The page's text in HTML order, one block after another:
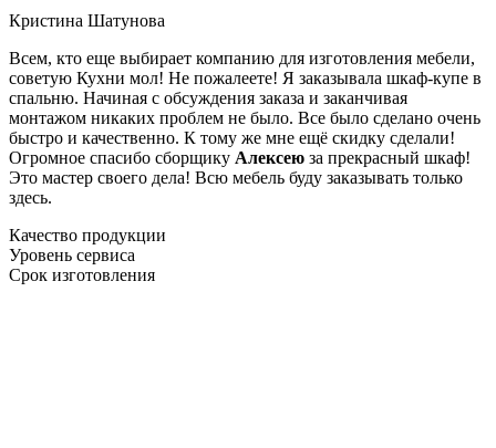
Кристина Шатунова
Всем, кто еще выбирает компанию для изготовления мебели,
советую Кухни мол! Не пожалеете! Я заказывала шкаф-купе в
спальню. Начиная с обсуждения заказа и заканчивая
монтажом никаких проблем не было. Все было сделано очень
быстро и качественно. К тому же мне ещё скидку сделали!
Огромное спасибо сборщику Алексею за прекрасный шкаф!
Это мастер своего дела! Всю мебель буду заказывать только
здесь.
Качество продукции
Уровень сервиса
Срок изготовления